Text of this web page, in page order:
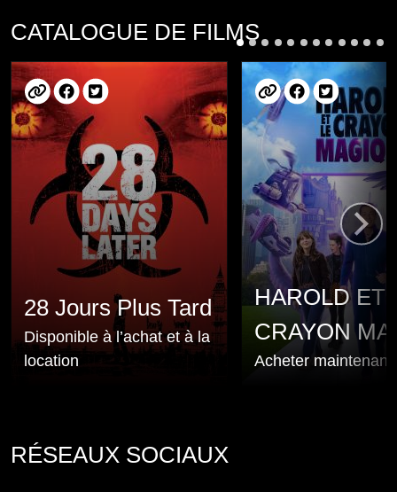
CATALOGUE DE FILMS
28 Jours Plus Tard
Disponible à l’achat et à la
location
HAROLD ET
CRAYON
Acheter maintenant
RÉSEAUX SOCIAUX